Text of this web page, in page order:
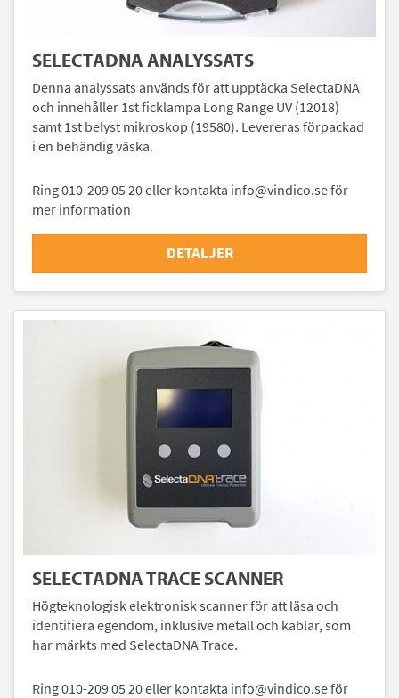
SELECTADNA ANALYSSATS
Denna analyssats används för att upptäcka SelectaDNA
och innehåller 1st ficklampa Long Range UV (12018)
samt 1st belyst mikroskop (19580). Levereras förpackad
i en behändig väska.
Ring 010-209 05 20 eller kontakta info@vindico.se för
mer information
DETALJER
SELECTADNA TRACE SCANNER
Högteknologisk elektronisk scanner för att läsa och
identifiera egendom, inklusive metall och kablar, som
har märkts med SelectaDNA Trace.
Ring 010-209 05 20 eller kontakta info@vindico.se för